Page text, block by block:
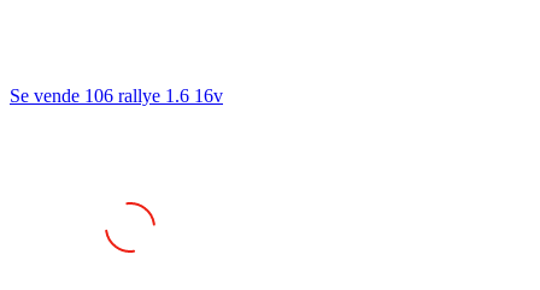
Se vende 106 rallye 1.6 16v